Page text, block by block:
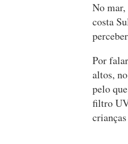
No mar,
costa
Por
altos,
pelo
filtro